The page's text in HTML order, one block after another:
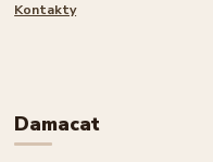
Kontakty
Damacat